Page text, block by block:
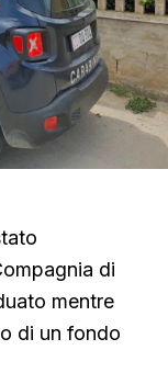
di
mentre
di un fondo